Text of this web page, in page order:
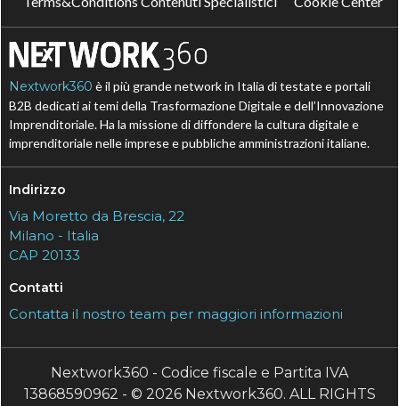
Nextwork360 è il più grande network in Italia di testate e portali
B2B dedicati ai temi della Trasformazione Digitale e dell’Innovazione
Imprenditoriale. Ha la missione di diffondere la cultura digitale e
imprenditoriale nelle imprese e pubbliche amministrazioni italiane.
Indirizzo
Via Moretto da Brescia, 22
Milano - Italia
CAP 20133
Contatti
Contatta il nostro team per maggiori informazioni
Nextwork360 - Codice fiscale e Partita IVA
13868590962 - © 2026 Nextwork360. ALL RIGHTS